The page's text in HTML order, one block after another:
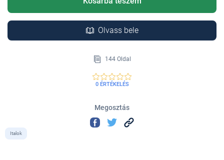
Olvass bele
144 Oldal
0 ÉRTÉKELÉS
Megosztás
Italok